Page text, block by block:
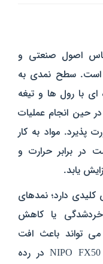
اصول صنعتی و
است. سطح نمدی به‌
با رول‌ ها و تیغه‌
حین انجام عملیات
پذیرد. مواد به‌ کار
در برابر حرارت و
یابد.
دارد؛ نمدهای
خردشدگی یا کاهش
تواند باعث افت
کیفیت پرفراژ چک شود. نمدی نیپو NIPO FX50 در رده